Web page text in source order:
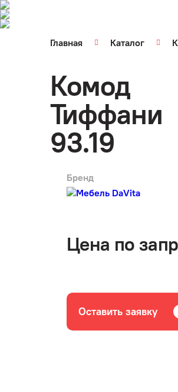
Главная Каталог
Комод
Тиффани
93.19
арт.
Бренд
Цена по
Оставить заявку